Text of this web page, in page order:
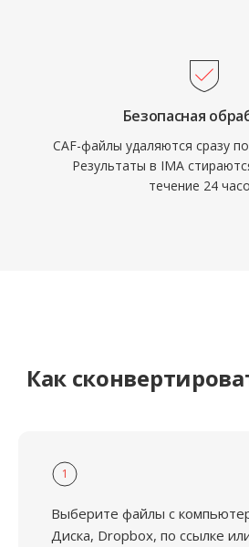
Безопасная
CAF-файлы удаляются сразу
Результаты в IMA
течение 24
Как
1
Выберите файлы с
Диска, Dropbox, по ссылке